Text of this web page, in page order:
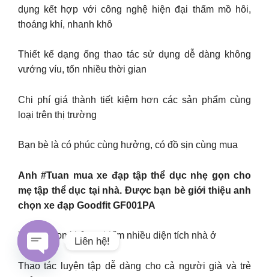
dụng kết hợp với công nghệ hiện đại thấm mồ hôi,
thoáng khí, nhanh khô
Thiết kế dạng ống thao tác sử dụng dễ dàng không
vướng víu, tốn nhiều thời gian
Chi phí giá thành tiết kiệm hơn các sản phẩm cùng
loại trên thị trường
Bạn bè là có phúc cùng hưởng, có đồ sịn cùng mua
Anh #Tuan mua xe đạp tập thể dục nhẹ gọn cho
mẹ tập thể dục tại nhà. Được bạn bè giới thiệu anh
chọn xe đạp Goodfit GF001PA
Xe nhỏ gọn không chiếm nhiều diện tích nhà ở
Thao tác luyện tập dễ dàng cho cả người già và trẻ
Liên hệ!
Open